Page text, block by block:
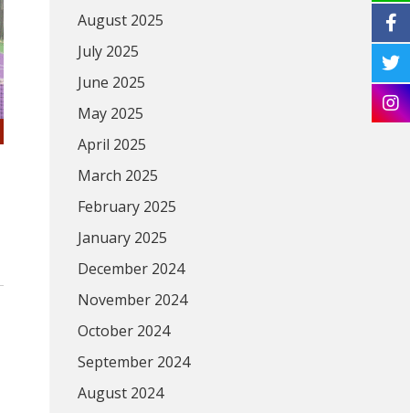
August 2025
July 2025
June 2025
May 2025
April 2025
March 2025
February 2025
January 2025
December 2024
November 2024
October 2024
September 2024
August 2024